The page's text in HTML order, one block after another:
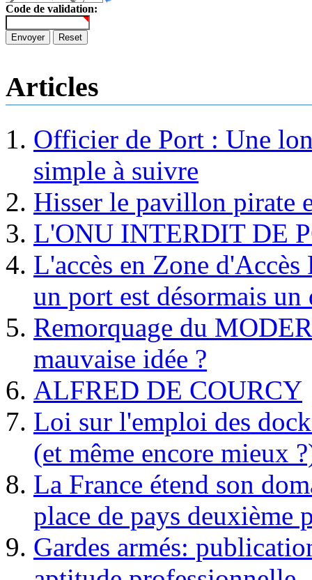
Code de validation:
Envoyer Reset
Articles
Officier de Port : Une
simple à suivre
Hisser le pavillon pirate
L'ONU INTERDIT DE
L'accès en Zone
un port est désormais un
Remorquage du
mauvaise idée ?
ALFRED DE COURCY
Loi sur l'emploi des
(et même encore mieux
La France étend son
place de pays deuxième
Gardes armés: